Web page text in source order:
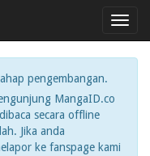
pengembangan.
MangaID.co
secara offline
Jika anda
ke fanspage kami